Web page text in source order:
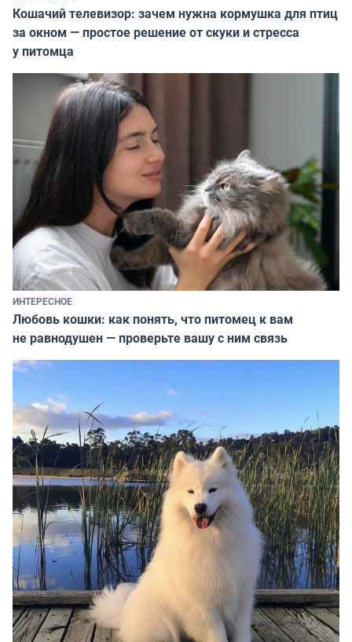
Кошачий телевизор: зачем нужна кормушка для птиц
за окном — простое решение от скуки и стресса
у питомца
ИНТЕРЕСНОЕ
Любовь кошки: как понять, что питомец к вам
не равнодушен — проверьте вашу с ним связь